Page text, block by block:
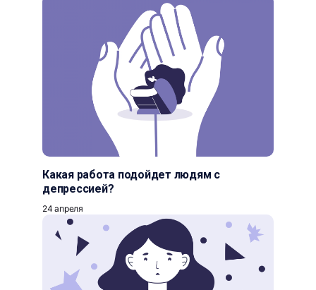
Какая работа подойдет людям с
депрессией?
24 апреля